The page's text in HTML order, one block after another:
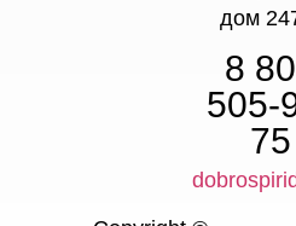
дом
8
505-
75